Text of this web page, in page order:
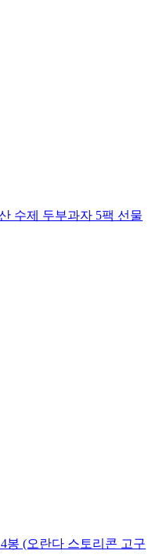
수제 두부과자 5팩 선물
봉 (오란다 스토리콘 고구